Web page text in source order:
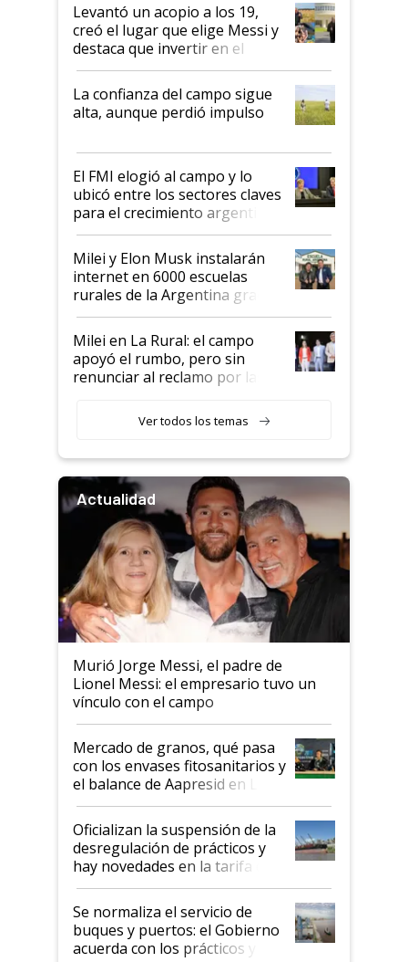
Levantó un acopio a los 19,
creó el lugar que elige Messi y
destaca que invertir en el
kirchnerismo era como "darle
plata a un hijo para droga":
Juan Félix Rossetti, el libertario
que de una dura crisis salió
de Milei
La confianza del campo sigue
alta, aunque perdió impulso
El FMI elogió al campo y lo
ubicó entre los sectores claves
para el crecimiento argentino
Milei y Elon Musk instalarán
internet en 6000 escuelas
rurales de la Argentina gracias
a un acuerdo con Starlink
Milei en La Rural: el campo
apoyó el rumbo, pero sin
renunciar al reclamo por las
Ver todos los temas
Actualidad
Murió Jorge Messi, el padre de
Lionel Messi: el empresario tuvo un
vínculo con el campo
Mercado de granos, qué pasa
con los envases fitosanitarios y
el balance de Aapresid en La
Posta
Oficializan la suspensión de la
desregulación de prácticos y
hay novedades en la tarifa de
la hidrovía
Se normaliza el servicio de
buques y puertos: el Gobierno
acuerda con los prácticos y